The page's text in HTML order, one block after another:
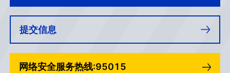
提交信息
网络安全服务热线:95015